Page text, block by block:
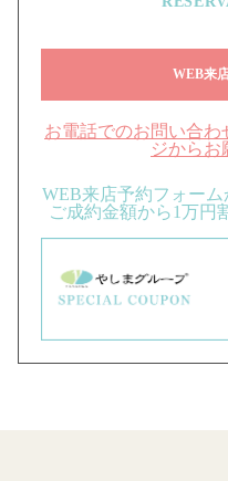
WEB来
お電話でのお問い合
ジから
WEB来店予約フォーム
ご成約金額から1万円